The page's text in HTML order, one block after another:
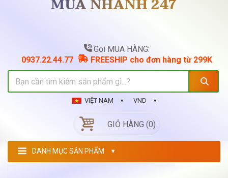
MUA NHANH 247
Gọi MUA HÀNG:
0937.22.44.77
FREESHIP cho đơn hàng từ 299K
VIỆT NAM VND
GIỎ HÀNG (0)
DANH MỤC SẢN PHẨM